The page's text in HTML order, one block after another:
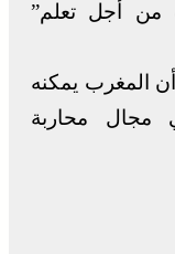
من أجل تعلم”
المغرب يمكنه
مجال محاربة